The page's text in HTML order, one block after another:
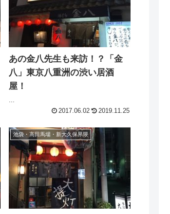
あの金八先生も来訪！？「金
八」東京八重洲の渋い居酒
屋！
2017.06.02 2019.11.25
池袋・高田馬場・新大久保界隈